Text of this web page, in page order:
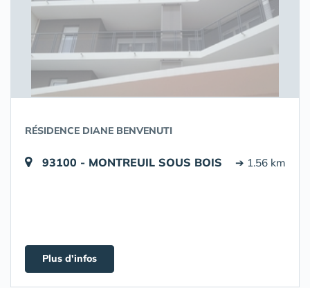
RÉSIDENCE DIANE BENVENUTI
93100 - MONTREUIL SOUS BOIS ➔ 1.56 km
Plus d'infos